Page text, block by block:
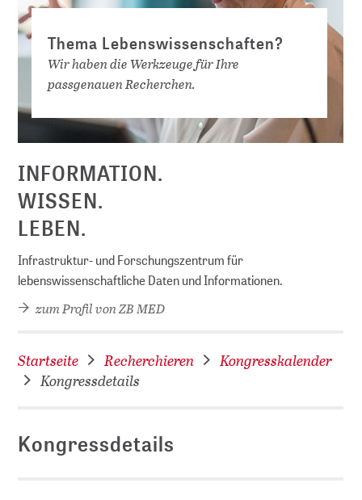
Thema Lebenswissenschaften?
Wir haben die Werkzeuge für Ihre
passgenauen Recherchen.
INFORMATION.
WISSEN.
LEBEN.
Infrastruktur- und Forschungszentrum für
lebenswissenschaftliche Daten und Informationen.
zum Profil von ZB MED
Startseite Recherchieren
Kongresskalender
Kongressdetails
Kongressdetails